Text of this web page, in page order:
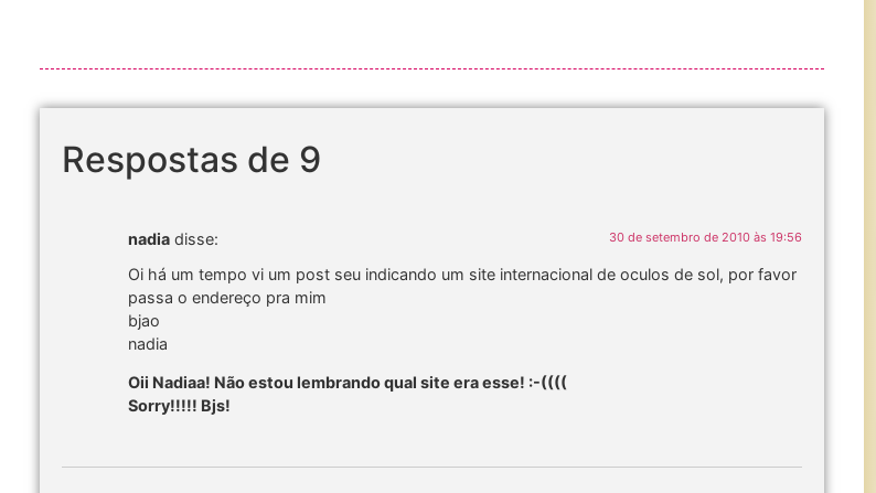
Respostas de 9
nadia disse: 30 de setembro de 2010 às 19:56
Oi há um tempo vi um post seu indicando um site internacional de oculos de sol, por favor
passa o endereço pra mim
bjao
nadia
Oii Nadiaa! Não estou lembrando qual site era esse! :-((((
Sorry!!!!! Bjs!